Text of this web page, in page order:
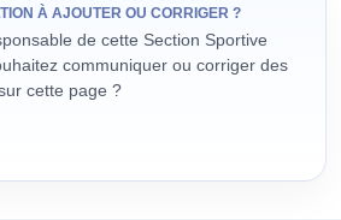
À AJOUTER OU CORRIGER ?
de cette Section Sportive
communiquer ou corriger des
cette page ?